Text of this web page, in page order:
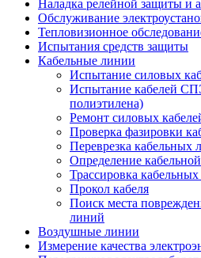
Наладка релейной защиты и
Обслуживание
Тепловизионное
Испытания средств защиты
Кабельные линии
Испытание силовых
Испытание кабелей
полиэтилена)
Ремонт силовых
Проверка фазировки
Переврезка кабельных
Определение
Трассировка
Прокол кабеля
Поиск места
линий
Воздушные линии
Измерение качества